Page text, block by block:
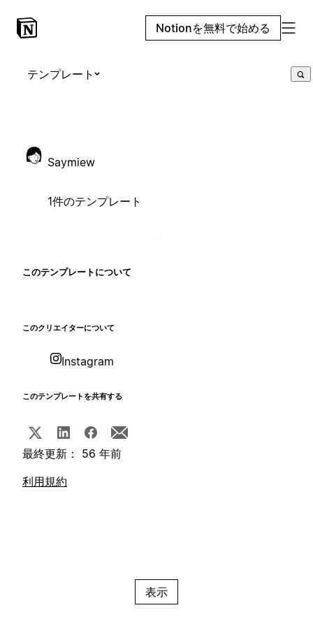
Notionを無料で始める
テンプレート
Saymiew
1件のテンプレート
このテンプレートについて
このクリエイターについて
Instagram
このテンプレートを共有する
最終更新： 56 年前
利用規約
表示